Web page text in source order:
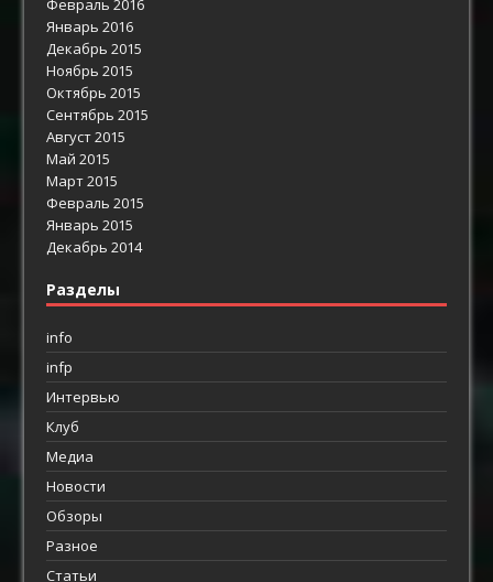
Январь 2016
Декабрь 2015
Ноябрь 2015
Октябрь 2015
Сентябрь 2015
Август 2015
Май 2015
Март 2015
Февраль 2015
Январь 2015
Декабрь 2014
Разделы
info
infp
Интервью
Клуб
Медиа
Новости
Обзоры
Разное
Статьи